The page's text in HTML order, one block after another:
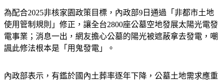
為配合2025非核家園政策目標，內政部9日通過「非都市土地
使用管制規則」修正，讓全台2800座公墓空地發展太陽光電發
電事業；消息一出，網友擔心公墓的陽光被遮蔽拿去發電，嘲
諷此修法根本是「用鬼發電」。
內政部表示，有鑑於國內土葬率逐年下降，公墓土地需求應重